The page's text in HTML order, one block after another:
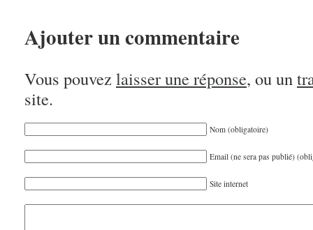
Ajouter un commentaire
Vous pouvez laisser une réponse, ou un
site.
Nom (obligatoire)
Email (ne sera pas publié)
Site internet